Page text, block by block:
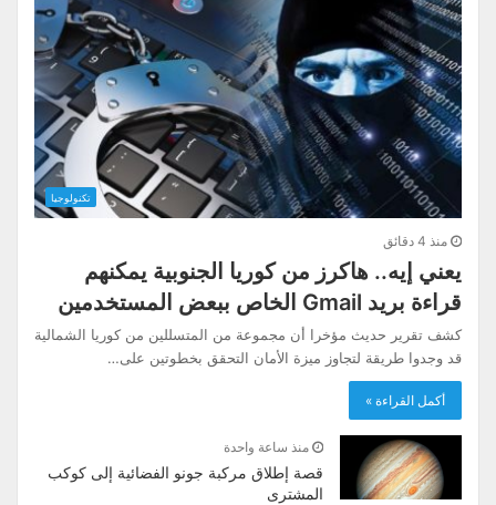
تكنولوجيا
منذ 4 دقائق
يعني إيه.. هاكرز من كوريا الجنوبية يمكنهم
قراءة بريد Gmail الخاص ببعض المستخدمين
كشف تقرير حديث مؤخرا أن مجموعة من المتسللين من كوريا الشمالية
قد وجدوا طريقة لتجاوز ميزة الأمان التحقق بخطوتين على…
أكمل القراءة »
منذ ساعة واحدة
قصة إطلاق مركبة جونو الفضائية إلى كوكب
المشترى